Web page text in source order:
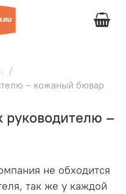
– кожаный бювар
руководителю –
не обходится
так же у каждой